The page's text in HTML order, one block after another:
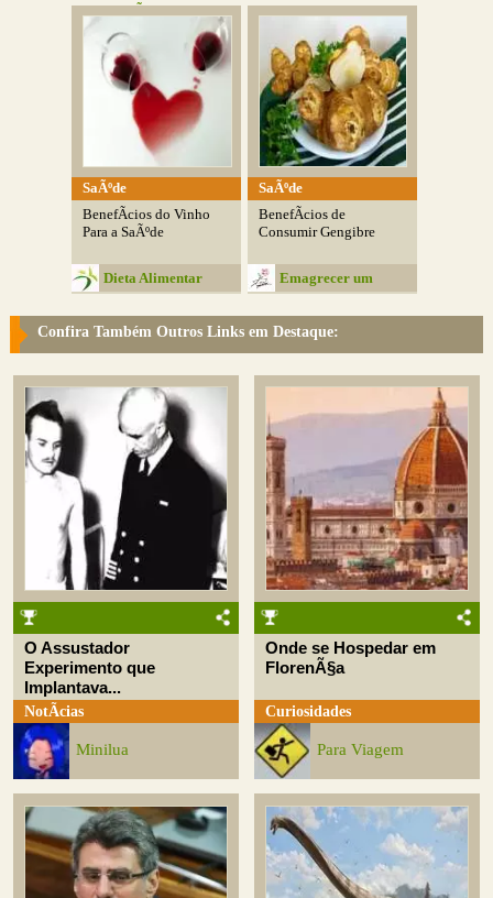
SaudÃ¡veis
SaÃºde
BenefÃ­cios do Vinho
Para a SaÃºde
Dieta Alimentar
SaÃºde
BenefÃ­cios de
Consumir Gengibre
Emagrecer um
Confira Também Outros Links em Destaque:
O Assustador
Experimento que
Implantava...
NotÃ­cias
Minilua
Onde se Hospedar em
FlorenÃ§a
Curiosidades
Para Viagem